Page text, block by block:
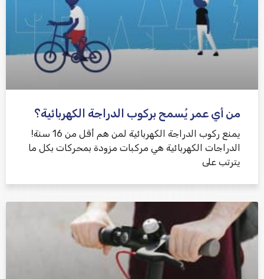
من أي عمر يُسمح بركوب الدراجة الكهربائية؟
يمنع ركوب الدراجة الكهربائية لمن هم أقل من 16 سنة!
الدراجات الكهربائية هي مركبات مزودة بمحركات بكل ما
يترتب على